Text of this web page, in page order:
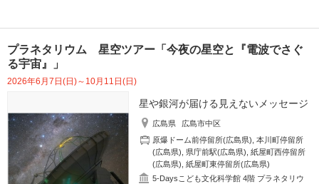
プラネタリウム 星空ツアー「今夜の星空と『電波でさぐ
る宇宙』」
2026年6月7日(日)～10月11日(日)
星や銀河が届ける見えないメッセージ
広島県
広島市中区
原爆ドーム前停留所(広島県) ,本川町停留所
(広島県)
県庁前駅(広島県) ,紙屋町西停留所
(広島県) ,紙屋町東停留所(広島県)
5-Daysこども文化科学館 4階 プラネタリウ